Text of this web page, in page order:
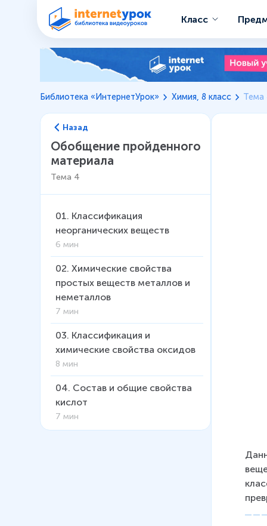
Класс
Библиотека «ИнтернетУрок» Химия, 8 класс Тема
Назад
Обобщение пройденного
материала
Тема 4
01. Классификация
неорганических веществ
6 мин
02. Химические свойства
простых веществ металлов и
неметаллов
7 мин
03. Классификация и
химические свойства оксидов
8 мин
04. Состав и общие свойства
кислот
7 мин